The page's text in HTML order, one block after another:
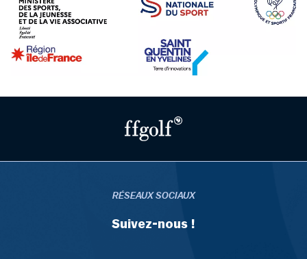
RÉSEAUX SOCIAUX
Suivez-nous !